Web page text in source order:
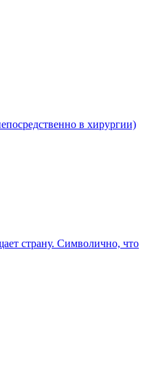
в хирургии)
страну. Символично, что